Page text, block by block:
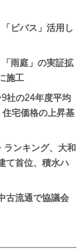
ビバス」活用し
雨庭」の実証拡
施工
社の24年度平均
宅価格の上昇基
ランキング、大和
て首位、積水ハ
古流通で協議会